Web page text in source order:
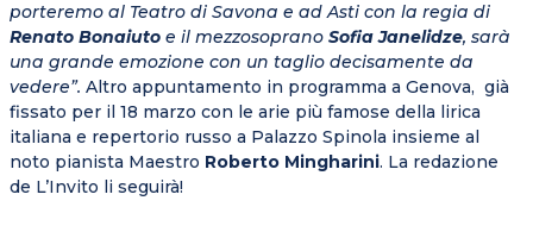
porteremo al Teatro di Savona e ad Asti con la regia di
Renato Bonaiuto e il mezzosoprano Sofia Janelidze, sarà
una grande emozione con un taglio decisamente da
vedere”. Altro appuntamento in programma a Genova, già
fissato per il 18 marzo con le arie più famose della lirica
italiana e repertorio russo a Palazzo Spinola insieme al
noto pianista Maestro Roberto Mingharini. La redazione
de L’Invito li seguirà!